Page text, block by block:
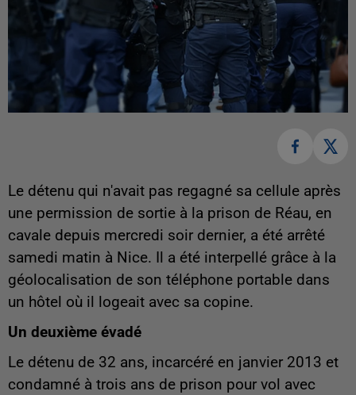
Le détenu qui n'avait pas regagné sa cellule après
une permission de sortie à la prison de Réau, en
cavale depuis mercredi soir dernier, a été arrêté
samedi matin à Nice. Il a été interpellé grâce à la
géolocalisation de son téléphone portable dans
un hôtel où il logeait avec sa copine.
Un deuxième évadé
Le détenu de 32 ans, incarcéré en janvier 2013 et
condamné à trois ans de prison pour vol avec